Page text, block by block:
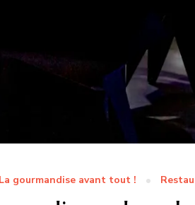
La gourmandise avant tout !